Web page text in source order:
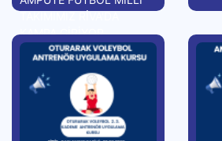
KAMPA GİRİYOR